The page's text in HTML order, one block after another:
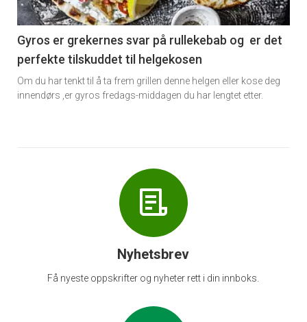
-
6
Gyros er grekernes svar på rullekebab og er det
perfekte tilskuddet til helgekosen
Om du har tenkt til å ta frem grillen denne helgen eller kose deg
innendørs ,er gyros fredags-middagen du har lengtet etter.
Nyhetsbrev
Få nyeste oppskrifter og nyheter rett i din innboks.